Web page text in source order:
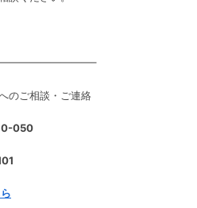
のご相談・ご連絡
050